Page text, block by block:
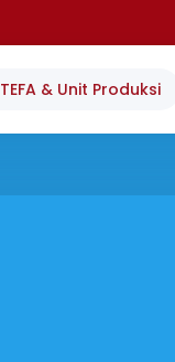
TEFA & Unit Produksi